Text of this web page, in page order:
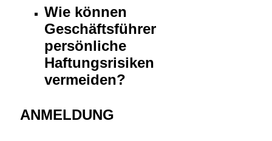
Wie können
Geschäftsführer
persönliche
Haftungsrisiken
vermeiden?
ANMELDUNG